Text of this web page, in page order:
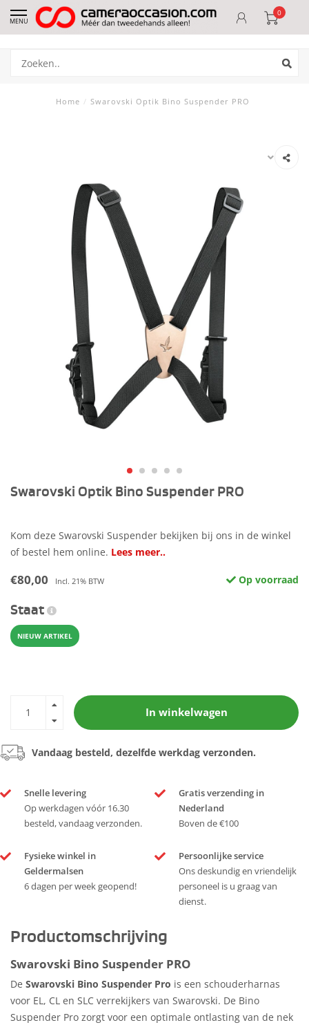
MENU
0
Home / Swarovski Optik Bino Suspender PRO
Swarovski Optik Bino Suspender PRO
Kom deze Swarovski Suspender bekijken bij ons in de winkel
of bestel hem online. Lees meer..
€80,00 Incl. 21% BTW Op voorraad
Staat
NIEUW ARTIKEL
In winkelwagen
Vandaag besteld, dezelfde werkdag verzonden.
Snelle levering
Op werkdagen vóór 16.30
besteld, vandaag verzonden.
Gratis verzending in
Nederland
Boven de €100
Fysieke winkel in
Geldermalsen
6 dagen per week geopend!
Persoonlijke service
Ons deskundig en vriendelijk
personeel is u graag van
dienst.
Productomschrijving
Swarovski Bino Suspender PRO
De Swarovski Bino Suspender Pro is een schouderharnas
voor EL, CL en SLC verrekijkers van Swarovski. De Bino
Suspender Pro zorgt voor een optimale ontlasting van de nek